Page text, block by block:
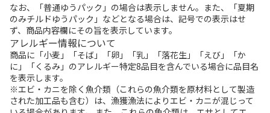
なお、「普通ゆうパック」の場合は表示しません。また、「夏期
のみチルドゆうパック」などとなる場合は、記号での表示はせ
ず、商品内容欄にその旨を表示しています。
アレルギー情報について
商品に「小麦」「そば」「卵」「乳」「落花生」「えび」「か
に」「くるみ」のアレルギー特定8品目を含んでいる場合に品目名
を表示します。
※エビ・カニを除く魚介類（これらの魚介類を原材料として製造
された加工品も含む）は、漁獲漁法によりエビ・カニが混じって